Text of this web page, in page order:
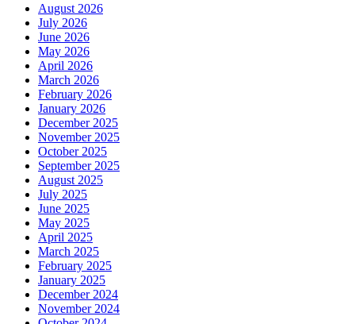
August 2026
July 2026
June 2026
May 2026
April 2026
March 2026
February 2026
January 2026
December 2025
November 2025
October 2025
September 2025
August 2025
July 2025
June 2025
May 2025
April 2025
March 2025
February 2025
January 2025
December 2024
November 2024